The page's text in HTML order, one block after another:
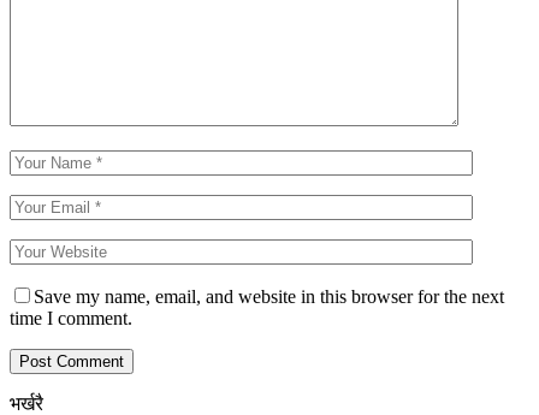
Save my name, email, and website in this browser for the next
time I comment.
भर्खरै